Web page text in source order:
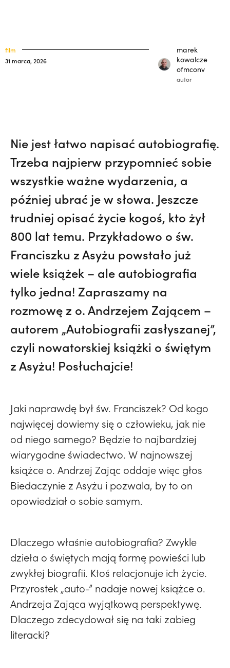
ochrona małoletnich
film
31 marca, 2026
marek
kowalcze
ofmconv
autor
Nie jest łatwo napisać autobiografię.
Trzeba najpierw przypomnieć sobie
wszystkie ważne wydarzenia, a
później ubrać je w słowa. Jeszcze
trudniej opisać życie kogoś, kto żył
800 lat temu. Przykładowo o św.
Franciszku z Asyżu powstało już
wiele książek – ale autobiografia
tylko jedna! Zapraszamy na
rozmowę z o. Andrzejem Zającem –
autorem „Autobiografii zasłyszanej”,
czyli nowatorskiej książki o świętym
z Asyżu! Posłuchajcie!
Jaki naprawdę był św. Franciszek? Od kogo
najwięcej dowiemy się o człowieku, jak nie
od niego samego? Będzie to najbardziej
wiarygodne świadectwo. W najnowszej
książce o. Andrzej Zając oddaje więc głos
Biedaczynie z Asyżu i pozwala, by to on
opowiedział o sobie samym.
Dlaczego właśnie autobiografia? Zwykle
dzieła o świętych mają formę powieści lub
zwykłej biografii. Ktoś relacjonuje ich życie.
Przyrostek „auto-” nadaje nowej książce o.
Andrzeja Zająca wyjątkową perspektywę.
Dlaczego zdecydował się na taki zabieg
literacki?